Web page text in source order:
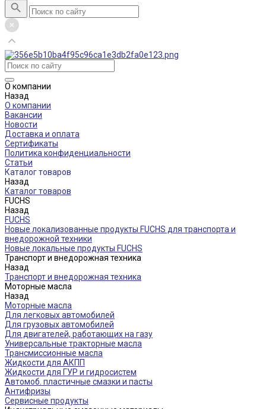
О компании
Назад
О компании
Вакансии
Новости
Доставка и оплата
Сертификаты
Политика конфиденциальности
Статьи
Каталог товаров
Назад
Каталог товаров
FUCHS
Назад
FUCHS
Новые локализованные продукты FUCHS для транспорта и
внедорожной техники
Новые локальные продукты FUCHS
Транспорт и внедорожная техника
Назад
Транспорт и внедорожная техника
Моторные масла
Назад
Моторные масла
Для легковых автомобилей
Для грузовых автомобилей
Для двигателей, работающих на газу
Универсальные тракторные масла
Трансмиссионные масла
Жидкости для АКПП
Жидкости для ГУР и гидросистем
Автомоб. пластичные смазки и пасты
Антифризы
Сервисные продукты